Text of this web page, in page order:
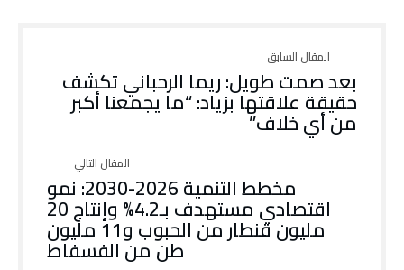
بعد صمت طويل: ريما الرحباني تكشف
حقيقة علاقتها بزياد: “ما يجمعنا أكبر
من أي خلاف”
مخطط التنمية 2026-2030: نمو
اقتصادي مستهدف بـ4.2% وإنتاج 20
مليون قنطار من الحبوب و11 مليون
طن من الفسفاط